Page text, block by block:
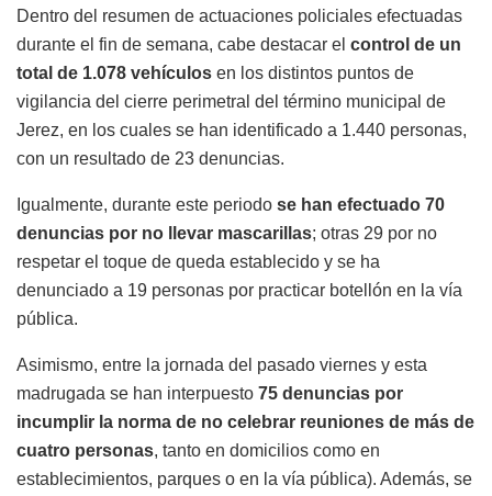
Dentro del resumen de actuaciones policiales efectuadas
durante el fin de semana, cabe destacar el control de un
total de 1.078 vehículos en los distintos puntos de
vigilancia del cierre perimetral del término municipal de
Jerez, en los cuales se han identificado a 1.440 personas,
con un resultado de 23 denuncias.
Igualmente, durante este periodo se han efectuado 70
denuncias por no llevar mascarillas; otras 29 por no
respetar el toque de queda establecido y se ha
denunciado a 19 personas por practicar botellón en la vía
pública.
Asimismo, entre la jornada del pasado viernes y esta
madrugada se han interpuesto 75 denuncias por
incumplir la norma de no celebrar reuniones de más de
cuatro personas, tanto en domicilios como en
establecimientos, parques o en la vía pública). Además, se